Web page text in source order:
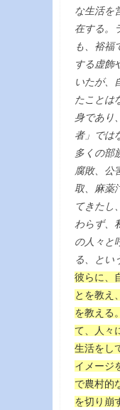
な生活を
在する。
も、裕福
する虚飾
いたが、
たことは
身であり
者」では
多くの部
腐敗、公
取、麻薬
てきたし
わらず、
の人々と
る、とい
彼らに、
とを教え
を教える
て、人々
生活をし
イメージ
で農村的
を切り崩